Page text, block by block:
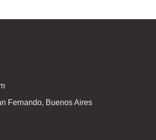
Fernando, Buenos Aires